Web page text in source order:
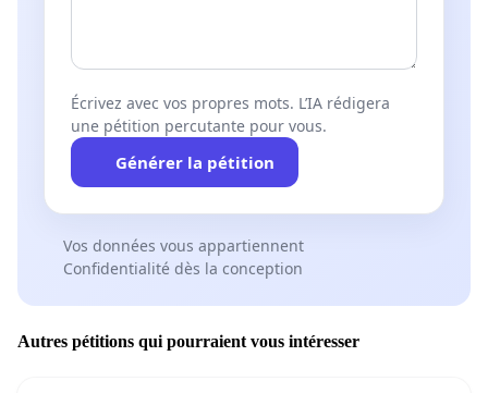
Écrivez avec vos propres mots. L’IA rédigera
une pétition percutante pour vous.
Générer la pétition
Vos données vous appartiennent
Confidentialité dès la conception
Autres pétitions qui pourraient vous intéresser